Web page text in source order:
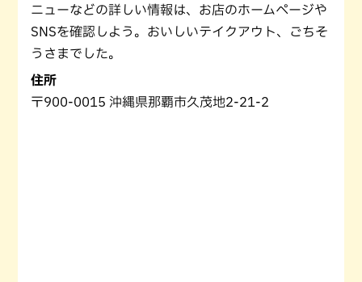
ニューなどの詳しい情報は、お店のホームページや
SNSを確認しよう。おいしいテイクアウト、ごちそ
うさまでした。
住所
〒900-0015 沖縄県那覇市久茂地2-21-2